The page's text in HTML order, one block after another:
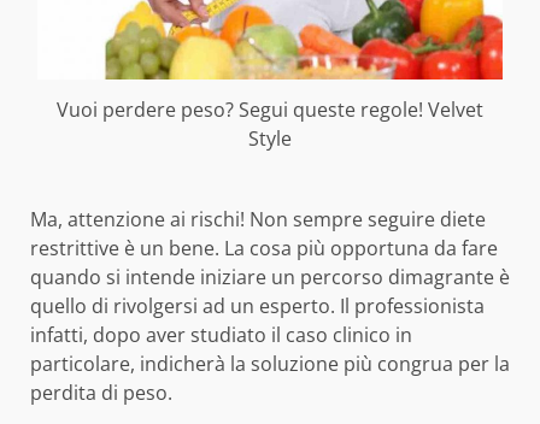
Vuoi perdere peso? Segui queste regole! Velvet
Style
Ma, attenzione ai rischi! Non sempre seguire diete
restrittive è un bene. La cosa più opportuna da fare
quando si intende iniziare un percorso dimagrante è
quello di rivolgersi ad un esperto. Il professionista
infatti, dopo aver studiato il caso clinico in
particolare, indicherà la soluzione più congrua per la
perdita di peso.